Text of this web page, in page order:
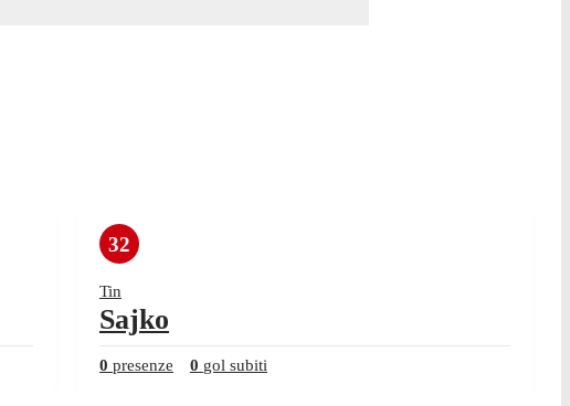
32
Tin
Sajko
0 presenze 0 gol subiti